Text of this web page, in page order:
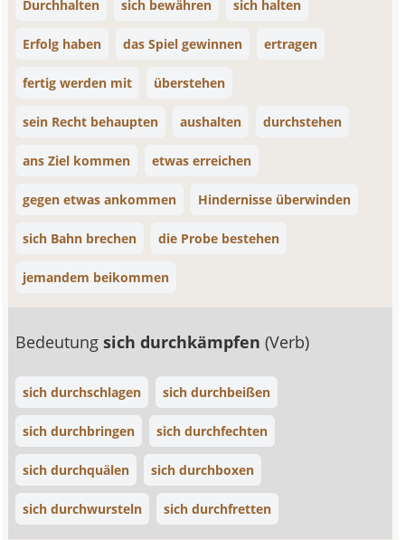
Durchhalten sich bewähren sich halten
Erfolg haben das Spiel gewinnen ertragen
fertig werden mit überstehen
sein Recht behaupten aushalten durchstehen
ans Ziel kommen etwas erreichen
gegen etwas ankommen Hindernisse überwinden
sich Bahn brechen die Probe bestehen
jemandem beikommen
Bedeutungsich durchkämpfen(Verb)
sich durchschlagen sich durchbeißen
sich durchbringen sich durchfechten
sich durchquälen sich durchboxen
sich durchwursteln sich durchfretten